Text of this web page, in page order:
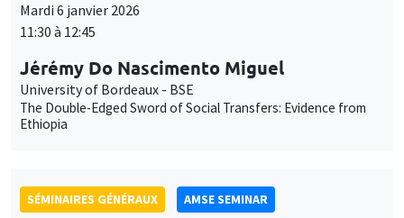
Mardi 6 janvier 2026
11:30 à 12:45
Jérémy Do Nascimento Miguel
University of Bordeaux - BSE
The Double-Edged Sword of Social Transfers: Evidence from
Ethiopia
SÉMINAIRES GÉNÉRAUX
AMSE SEMINAR